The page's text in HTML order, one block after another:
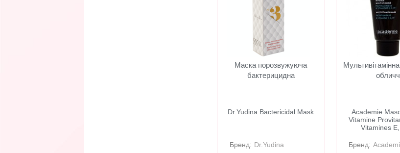
Маска порозвужуюча
бактерицидна
Dr.Yudina Bactericidal Mask
Бренд: Dr.Yudina
Academie
Vitamine
Vitamines
Бренд: